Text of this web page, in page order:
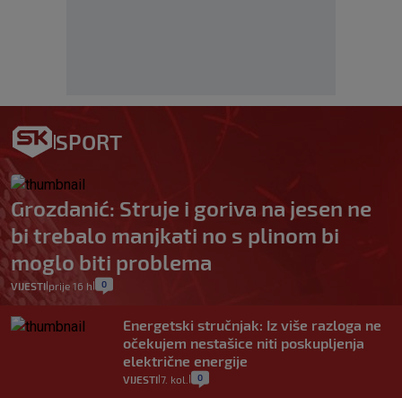
SPORT
Grozdanić: Struje i goriva na jesen ne
bi trebalo manjkati no s plinom bi
moglo biti problema
VIJESTI prije 16 h 0
Energetski stručnjak: Iz više razloga ne
očekujem nestašice niti poskupljenja
električne energije
VIJESTI 7. kol. 0